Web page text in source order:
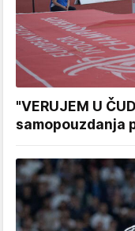
"VERUJEM U
samopouzdanja